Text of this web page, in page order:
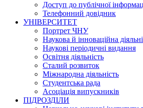
Доступ до публічної
Телефонний довідник
УНІВЕРСИТЕТ
Портрет ЧНУ
Наукова й інноваційна
Наукові періодичні видання
Освітня діяльність
Сталий розвиток
Міжнародна діяльність
Студентська рада
Асоціація випускників
ПІДРОЗДІЛИ